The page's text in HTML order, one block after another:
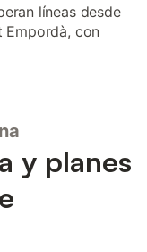
líneas desde
Empordà, con
y planes